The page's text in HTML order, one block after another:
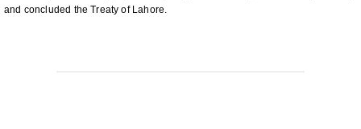
and concluded the Treaty of Lahore.